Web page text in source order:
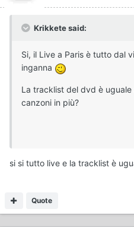
Krikkete said:
Si, il Live a Paris è tutto dal
inganna
La tracklist del dvd è
canzoni in più?
si si tutto live e la tracklist è
Quote